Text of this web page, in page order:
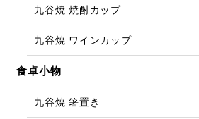
九谷焼 焼酎カップ
九谷焼 ワインカップ
食卓小物
九谷焼 箸置き